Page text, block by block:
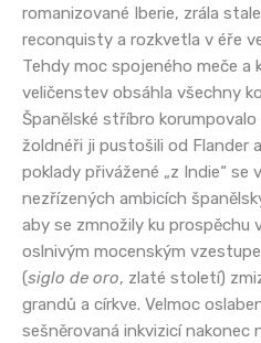
romanizované Iberie, zrála
reconquisty a rozkvetla v éře
Tehdy moc spojeného meče a
veličenstev obsáhla všechny
Španělské stříbro korumpovalo
žoldnéři ji pustošili od Flander
poklady přivážené „z Indie“ se
nezřízených ambicích
aby se zmnožily ku prospěchu
oslnivým mocenským
(siglo de oro, zlaté století)
grandů a církve. Velmoc
sešněrovaná inkvizicí nakonec